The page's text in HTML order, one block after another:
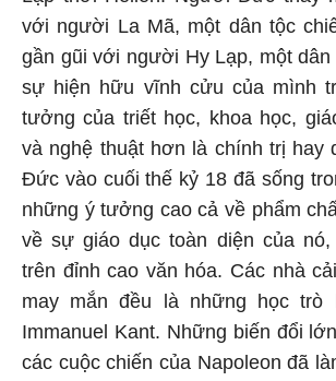
với người La Mã, một dân tộc
gần gũi với người Hy Lạp, một
sự hiện hữu vĩnh cửu của mình
tưởng của triết học, khoa học,
và nghệ thuật hơn là chính trị hay
Đức vào cuối thế kỷ 18 đã sống
những ý tưởng cao cả về phẩm
về sự giáo dục toàn diện của
trên đỉnh cao văn hóa. Các nhà
may mắn đều là những học trò
Immanuel Kant. Những biến đổi
các cuộc chiến của Napoleon đã